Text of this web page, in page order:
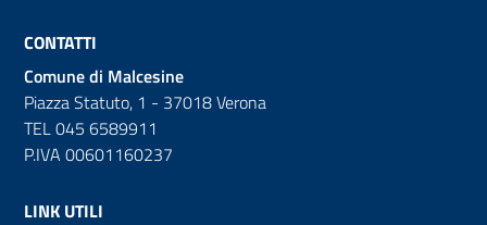
CONTATTI
Comune di Malcesine
Piazza Statuto, 1 - 37018 Verona
TEL 045 6589911
P.IVA 00601160237
LINK UTILI